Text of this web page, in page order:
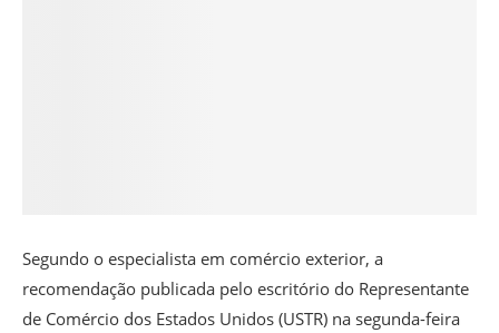
Segundo o especialista em comércio exterior, a
recomendação publicada pelo escritório do Representante
de Comércio dos Estados Unidos (USTR) na segunda-feira